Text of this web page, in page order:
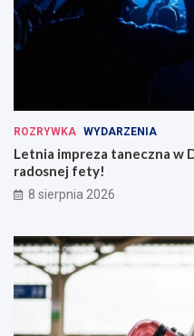
ROZRYWKA WYDARZENIA
Letnia impreza taneczna w
radosnej fety!
8 sierpnia 2026